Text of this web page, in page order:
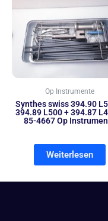
Op Instrumente
Synthes swiss 394.90
394.89 L500 + 394.87
85-4667 Op
Weiterlesen